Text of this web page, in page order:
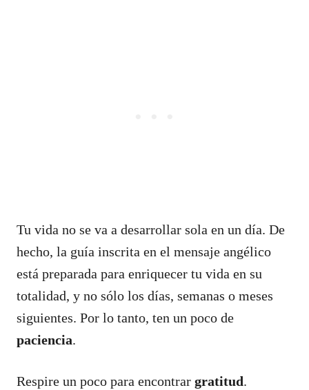
Tu vida no se va a desarrollar sola en un día. De
hecho, la guía inscrita en el mensaje angélico
está preparada para enriquecer tu vida en su
totalidad, y no sólo los días, semanas o meses
siguientes. Por lo tanto, ten un poco de
paciencia.
Respire un poco para encontrar gratitud.